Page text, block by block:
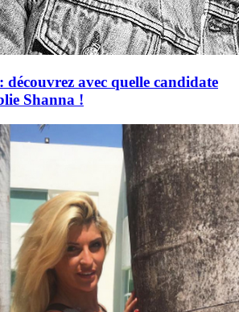
découvrez avec quelle candidate
Shanna !